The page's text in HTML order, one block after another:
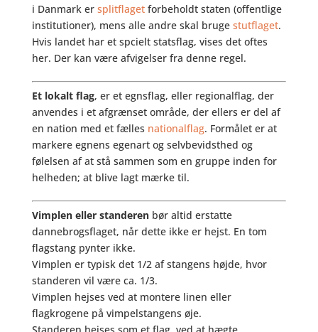
i Danmark er splitflagetforbeholdt staten (offentlige
institutioner), mens alle andre skal bruge stutflaget.
Hvis landet har et spcielt statsflag, vises det oftes
her. Der kan være afvigelser fra denne regel.
Et lokalt flag, er et egnsflag, eller regionalflag, der
anvendes i et afgrænset område, der ellers er del af
en nation med et fælles nationalflag. Formålet er at
markere egnens egenart og selvbevidsthed og
følelsen af at stå sammen som en gruppe inden for
helheden; at blive lagt mærke til.
Vimplen eller standerenbør altid erstatte
dannebrogsflaget, når dette ikke er hejst. En tom
flagstang pynter ikke.
Vimplen er typisk det 1/2 af stangens højde, hvor
standeren vil være ca. 1/3.
Vimplen hejses ved at montere linen eller
flagkrogene på vimpelstangens øje.